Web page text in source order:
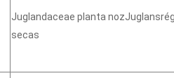
Juglandaceae planta
secas